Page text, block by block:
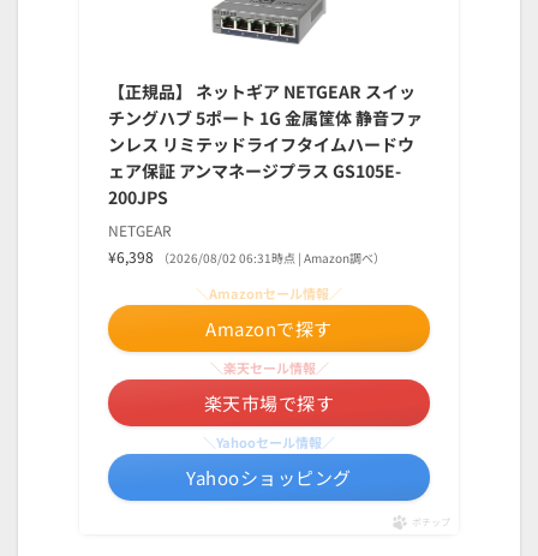
【正規品】 ネットギア NETGEAR スイッ
チングハブ 5ポート 1G 金属筐体 静音ファ
ンレス リミテッドライフタイムハードウ
ェア保証 アンマネージプラス GS105E-
200JPS
NETGEAR
¥6,398
（2026/08/02 06:31時点 | Amazon調べ）
＼Amazonセール情報／
Amazonで探す
＼楽天セール情報／
楽天市場で探す
＼Yahooセール情報／
Yahooショッピング
ポチップ